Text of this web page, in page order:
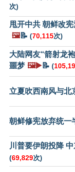
次)
甩开中共 朝鲜改
🖼️📝 (70,115次)
大陆网友“箭射龙
噩梦 🖼️▶️📝 (
立夏吹西南风与北
朝鲜修宪放弃统一
川普要伊朗投降
(69,829次)